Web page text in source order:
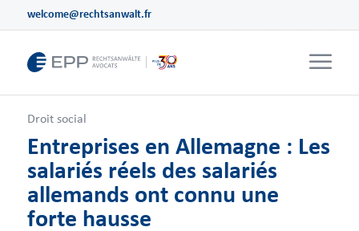
welcome@rechtsanwalt.fr
Droit social
Entreprises en Allemagne : Les
salariés réels des salariés
allemands ont connu une
forte hausse